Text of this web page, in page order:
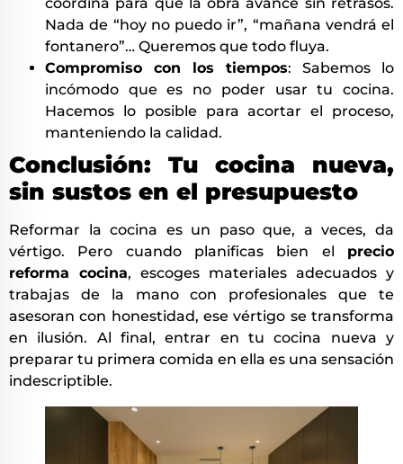
Nada de “hoy no puedo ir”, “mañana vendrá el
fontanero”… Queremos que todo fluya.
Compromiso con los tiempos: Sabemos lo
incómodo que es no poder usar tu cocina.
Hacemos lo posible para acortar el proceso,
manteniendo la calidad.
Conclusión: Tu cocina nueva,
sin sustos en el presupuesto
Reformar la cocina es un paso que, a veces, da
vértigo. Pero cuando planificas bien el precio
reforma cocina, escoges materiales adecuados y
trabajas de la mano con profesionales que te
asesoran con honestidad, ese vértigo se transforma
en ilusión. Al final, entrar en tu cocina nueva y
preparar tu primera comida en ella es una sensación
indescriptible.